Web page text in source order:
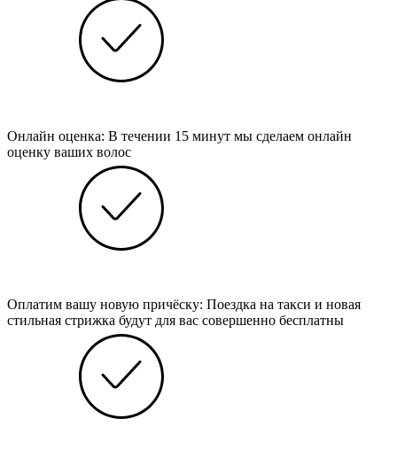
Онлайн оценка: В течении 15 минут мы сделаем онлайн
оценку ваших волос
Оплатим вашу новую причёску: Поездка на такси и новая
стильная стрижка будут для вас совершенно бесплатны